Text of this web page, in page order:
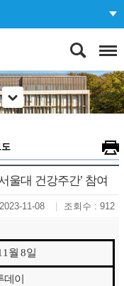
울대 건강주간’ 참여
2023-11-08 조회수 : 912
월 8일
데이